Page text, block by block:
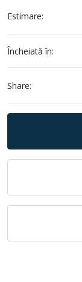
Estimare:
Încheiată în:
Share: